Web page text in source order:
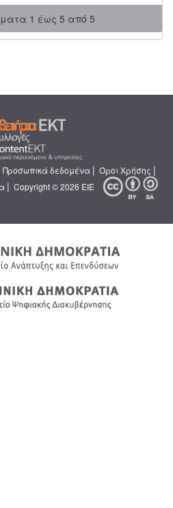
1 έως 5 από 5
Προσωπικά δεδομένα | Όροι Χρήσης |
| Copyright © 2026 ΕΙΕ